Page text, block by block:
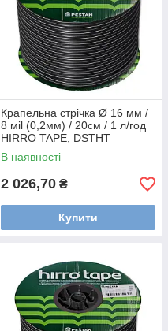
Крапельна стрічка Ø 16 мм /
8 мil (0,2мм) / 20см / 1 л/год
HIRRO TAPE, DSTHT
16081020-0500
В наявності
2 026,70 ₴
Купити